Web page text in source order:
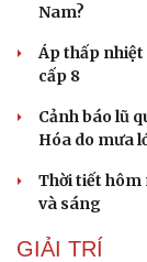
Nam?
Áp thấp
cấp 8
Cảnh báo lũ
Hóa do mưa
Thời tiết hôm
và sáng
GIẢI TRÍ